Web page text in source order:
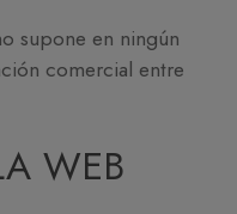
supone en ningún
comercial entre
WEB